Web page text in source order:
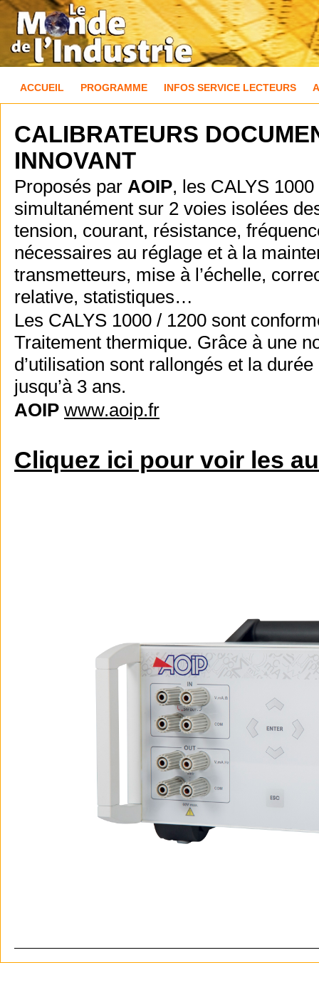
ACCUEIL PROGRAMME INFOS SERVICE LECTEURS
CALIBRATEURS
INNOVANT
Proposés par AOIP, les CALYS
simultanément sur 2 voies isolées
tension, courant, résistance,
nécessaires au réglage et à la
transmetteurs, mise à l’échelle,
relative, statistiques…
Les CALYS 1000 / 1200 sont
Traitement thermique. Grâce à une
d’utilisation sont rallongés et la
jusqu’à 3 ans.
AOIP www.aoip.fr
Cliquez ici pour voir les